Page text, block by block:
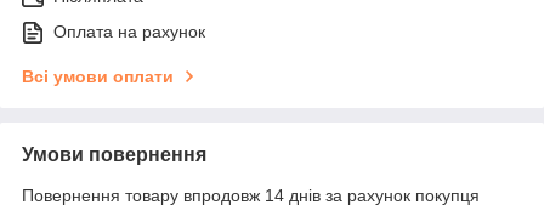
Оплата на рахунок
Всі умови оплати
Умови повернення
Повернення товару впродовж 14 днів за рахунок покупця